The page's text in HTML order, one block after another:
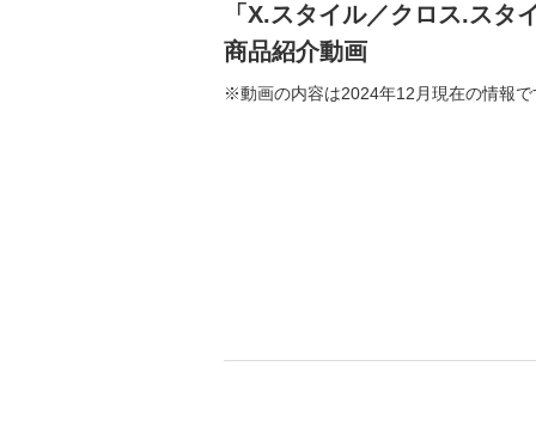
「X.スタイル／クロス.スタ
商品紹介動画
※動画の内容は2024年12月現在の情報で